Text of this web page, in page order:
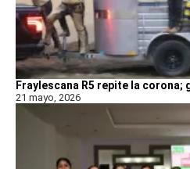
Fraylescana R5 repite la corona;
21 mayo, 2026